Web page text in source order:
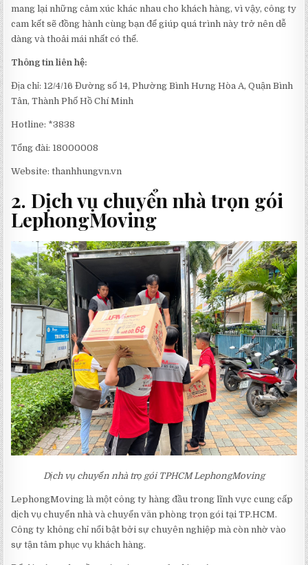
mang lại những cảm xúc khác nhau cho khách hàng, vì vậy, công ty
cam kết sẽ đồng hành cùng bạn để giúp quá trình này trở nên dễ
dàng và thoải mái nhất có thể.
Thông tin liên hệ:
Địa chỉ: 12/4/16 Đường số 14, Phường Bình Hưng Hòa A, Quận Bình
Tân, Thành Phố Hồ Chí Minh
Hotline: *3838
Tổng đài: 18000008
Website: thanhhungvn.vn
2. Dịch vụ chuyển nhà trọn gói
LephongMoving
Dịch vụ chuyển nhà trọ gói TPHCM LephongMoving
LephongMoving là một công ty hàng đầu trong lĩnh vực cung cấp
dịch vụ chuyển nhà và chuyển văn phòng trọn gói tại TP.HCM.
Công ty không chỉ nổi bật bởi sự chuyên nghiệp mà còn nhờ vào
sự tận tâm phục vụ khách hàng.